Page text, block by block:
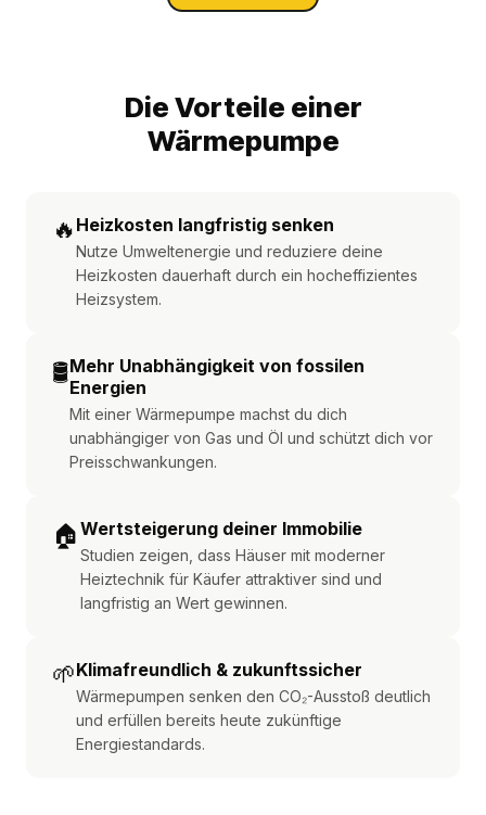
Die Vorteile einer
Wärmepumpe
🔥 Heizkosten langfristig senken
Nutze Umweltenergie und reduziere deine
Heizkosten dauerhaft durch ein hocheffizientes
Heizsystem.
🛢️Mehr Unabhängigkeit von fossilen
Energien
Mit einer Wärmepumpe machst du dich
unabhängiger von Gas und Öl und schützt dich vor
Preisschwankungen.
🏠 Wertsteigerung deiner Immobilie
Studien zeigen, dass Häuser mit moderner
Heiztechnik für Käufer attraktiver sind und
langfristig an Wert gewinnen.
🌱Klimafreundlich & zukunftssicher
Wärmepumpen senken den CO₂-Ausstoß deutlich
und erfüllen bereits heute zukünftige
Energiestandards.